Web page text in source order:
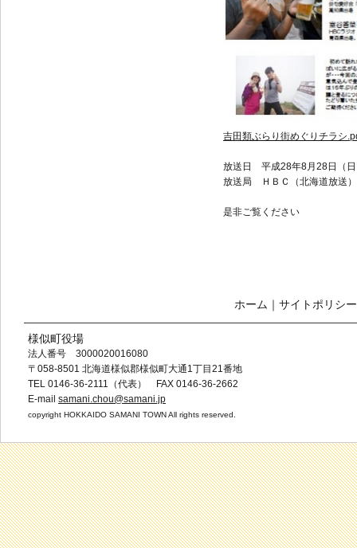
吉田類ぶらり街めぐりチラシ
放送日 平成28年8月28日（
放送局 ＨＢＣ（北海道放送
是非ご覧ください
ホーム ｜ サイトポリシー
様似町役場
法人番号 3000020016080
〒058-8501 北海道様似郡様似町大通1丁目21番地
TEL 0146-36-2111（代表） FAX 0146-36-2662
E-mail samani.chou@samani.jp
copyright HOKKAIDO SAMANI TOWN All rights reserved.